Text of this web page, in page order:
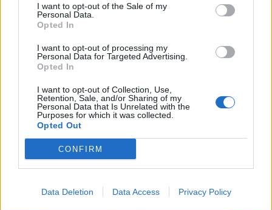
I want to opt-out of the Sale of my
Personal Data.
Opted In
I want to opt-out of processing my
Personal Data for Targeted Advertising.
Opted In
I want to opt-out of Collection, Use,
Retention, Sale, and/or Sharing of my
Personal Data that Is Unrelated with the
Purposes for which it was collected.
Opted Out
CONFIRM
Data Deletion Data Access Privacy Policy
Explicou que «uma das exigências fundamentais da IL
para qualquer coligação é a inclusão de medidas liberais
negociações, que «ainda não estão fechadas, estão bem
encaminhadas». Algumas das medidas que a IL preconiza
têm a ver com «o desenvolvimento económico, a gestão
camarária e algumas na área social».